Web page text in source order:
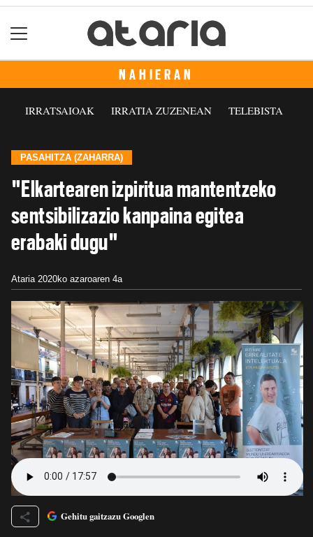
NAHIERAN
IRRATSAIOAK IRRATIA ZUZENEAN TELEBISTA
PASAHITZA (ZAHARRA)
"Elkartearen izpiritua mantentzeko
sentsibilizazio kanpaina egitea
erabaki dugu"
Ataria 2020ko azaroaren 4a
Gehitu gaitzazu Googlen